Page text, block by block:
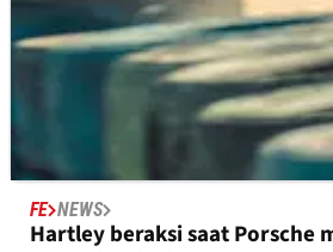
FE NEWS
Hartley beraksi saat Porsche